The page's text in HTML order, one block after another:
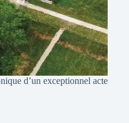
d’un exceptionnel acte